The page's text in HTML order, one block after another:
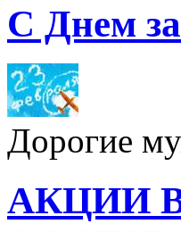
С Днем
Дорогие
АКЦИИ